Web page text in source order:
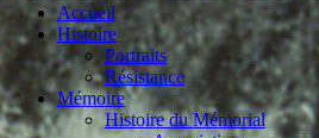
Accueil
Histoire
Portraits
Résistance
Mémoire
Histoire du Mémorial